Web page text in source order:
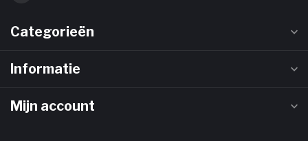
Categorieën
Informatie
Mijn account